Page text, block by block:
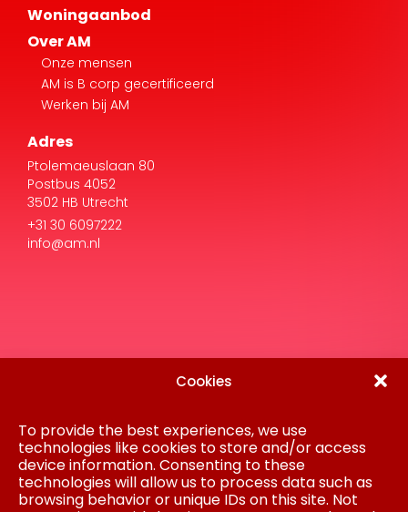
Cookies
To provide the best experiences, we use
technologies like cookies to store and/or access
device information. Consenting to these
technologies will allow us to process data such as
browsing behavior or unique IDs on this site. Not
Woningaanbod
Over AM
Onze mensen
AM is B corp gecertificeerd
Werken bij AM
Adres
Ptolemaeuslaan 80
Postbus 4052
3502 HB Utrecht
+31 30 6097222
info@am.nl
Privacy Statement
Gedragscode
Inkoop
Cookiebeleid
Colofon